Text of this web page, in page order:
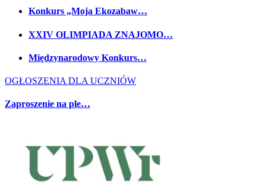
Konkurs „Moja Ekozabaw…
XXIV OLIMPIADA ZNAJOMO…
Międzynarodowy Konkurs…
OGŁOSZENIA DLA UCZNIÓW
Zaproszenie na ple…